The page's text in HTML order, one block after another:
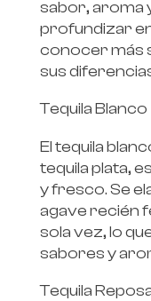
sabor, aroma
profundizar
conocer más
sus
Tequila Blanco
El tequila
tequila plata,
y fresco. Se
agave recién
sola vez, lo
sabores y
Tequila